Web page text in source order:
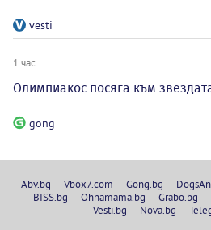
vesti
1 час
Олимпиакос посяга към
gong
Abv.bg Vbox7.com Gong.bg
BISS.bg
Ohnamama.bg Grabo.bg
Vesti.bg
Nova.bg